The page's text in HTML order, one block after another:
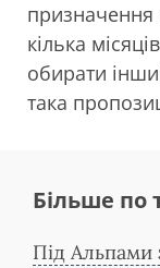
призначення
кілька
обирати
така
Більше по
Під Альпами